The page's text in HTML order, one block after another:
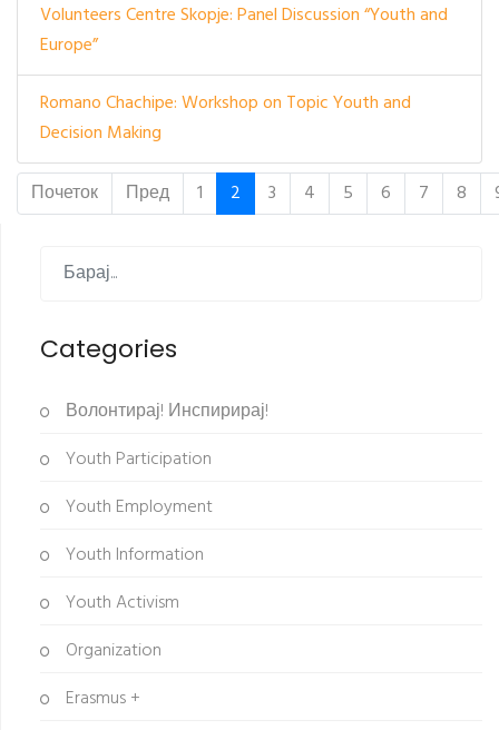
Volunteers Centre Skopje: Panel Discussion “Youth and
Europe”
Romano Chachipe: Workshop on Topic Youth and
Decision Making
Почеток Пред 1 2 3 4 5 6 7 8
Categories
Волонтирај! Инспирирај!
Youth Participation
Youth Employment
Youth Information
Youth Activism
Organization
Erasmus +